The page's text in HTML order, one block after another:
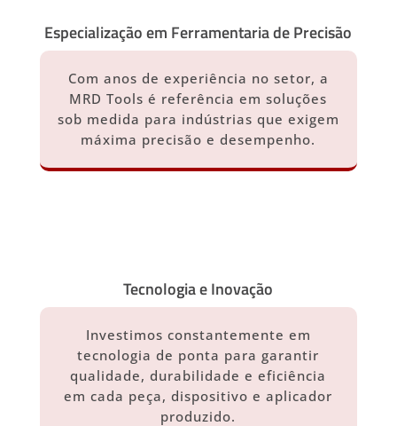
Especialização em Ferramentaria de Precisão
Com anos de experiência no setor, a
MRD Tools é referência em soluções
sob medida para indústrias que exigem
máxima precisão e desempenho.
Tecnologia e Inovação
Investimos constantemente em
tecnologia de ponta para garantir
qualidade, durabilidade e eficiência
em cada peça, dispositivo e aplicador
produzido.